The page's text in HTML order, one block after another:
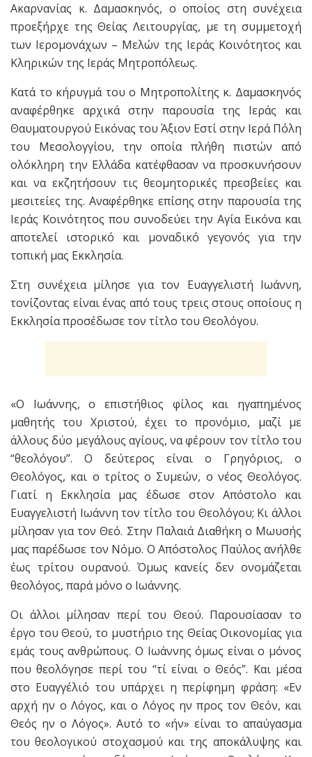
Ακαρνανίας κ. Δαμασκηνός, ο οποίος στη συνέχεια
προεξήρχε της Θείας Λειτουργίας, με τη συμμετοχή
των Ιερομονάχων – Μελών της Ιεράς Κοινότητος και
Κληρικών της Ιεράς Μητροπόλεως.
Κατά το κήρυγμά του ο Μητροπολίτης κ. Δαμασκηνός
αναφέρθηκε αρχικά στην παρουσία της Ιεράς και
Θαυματουργού Εικόνας του Άξιον Εστί στην Ιερά Πόλη
του Μεσολογγίου, την οποία πλήθη πιστών από
ολόκληρη την Ελλάδα κατέφθασαν να προσκυνήσουν
και να εκζητήσουν τις θεομητορικές πρεσβείες και
μεσιτείες της. Αναφέρθηκε επίσης στην παρουσία της
Ιεράς Κοινότητος που συνοδεύει την Αγία Εικόνα και
αποτελεί ιστορικό και μοναδικό γεγονός για την
τοπική μας Εκκλησία.
Στη συνέχεια μίλησε για τον Ευαγγελιστή Ιωάννη,
τονίζοντας είναι ένας από τους τρεις στους οποίους η
Εκκλησία προσέδωσε τον τίτλο του Θεολόγου.
«Ο Ιωάννης, ο επιστήθιος φίλος και ηγαπημένος
μαθητής του Χριστού, έχει το προνόμιο, μαζί με
άλλους δύο μεγάλους αγίους, να φέρουν τον τίτλο του
“θεολόγου”. Ο δεύτερος είναι ο Γρηγόριος, ο
Θεολόγος, και ο τρίτος ο Συμεών, ο νέος Θεολόγος.
Γιατί η Εκκλησία μας έδωσε στον Απόστολο και
Ευαγγελιστή Ιωάννη τον τίτλο του Θεολόγου; Κι άλλοι
μίλησαν για τον Θεό. Στην Παλαιά Διαθήκη ο Μωυσής
μας παρέδωσε τον Νόμο. Ο Απόστολος Παύλος ανήλθε
έως τρίτου ουρανού. Όμως κανείς δεν ονομάζεται
θεολόγος, παρά μόνο ο Ιωάννης.
Οι άλλοι μίλησαν περί του Θεού. Παρουσίασαν το
έργο του Θεού, το μυστήριο της Θείας Οικονομίας για
εμάς τους ανθρώπους. Ο Ιωάννης όμως είναι ο μόνος
που θεολόγησε περί του “τί είναι ο Θεός”. Και μέσα
στο Ευαγγέλιό του υπάρχει η περίφημη φράση: «Εν
αρχή ην ο Λόγος, και ο Λόγος ην προς τον Θεόν, και
Θεός ην ο Λόγος». Αυτό το «ήν» είναι το απαύγασμα
του θεολογικού στοχασμού και της αποκάλυψης και